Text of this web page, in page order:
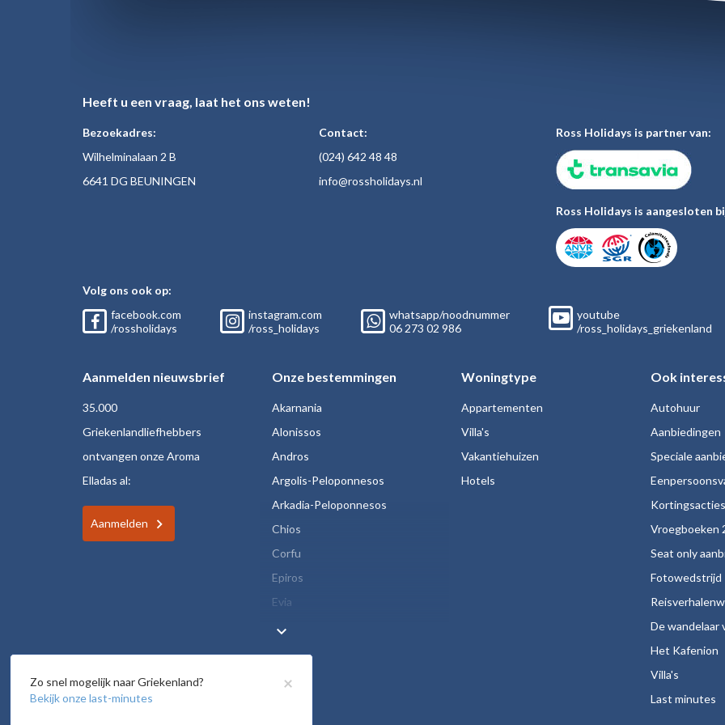
Heeft u een vraag, laat het ons weten!
Bezoekadres:
Wilhelminalaan 2 B
6641 DG BEUNINGEN
Contact:
(024) 642 48 48
info@rossholidays.nl
Ross Holidays is partner van:
Ross Holidays is aangesloten
Volg ons ook op:
facebook.com
/rossholidays
instagram.com
/ross_holidays
whatsapp/noodnummer
06 273 02 986
youtube
/ross_holidays_griekenland
Aanmelden nieuwsbrief
35.000
Griekenlandliefhebbers
ontvangen onze Aroma
Elladas al:
Aanmelden
Onze bestemmingen
Akarnania
Alonissos
Andros
Argolis-Peloponnesos
Arkadia-Peloponnesos
Chios
Corfu
Epiros
Evia
keyboard_arrow_down
Woningtype
Appartementen
Villa's
Vakantiehuizen
Hotels
Ook
Autohuur
Aanbiedingen
Speciale
Kortingsacties
Vroegboeken
Seat only
Fotowedstrijd
De wandelaar
Het Kafenion
Villa's
Last minutes
×
Zo snel mogelijk naar Griekenland?
Bekijk onze last-minutes